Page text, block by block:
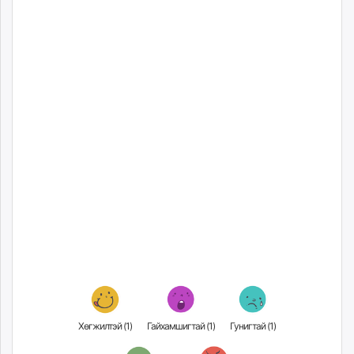
shudarga.mn
Хөгжилтэй (1) Гайхамшигтай (1) Гунигтай (1)